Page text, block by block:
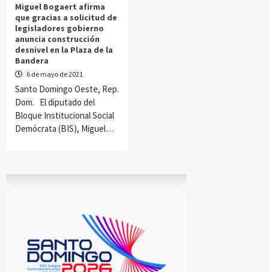
Miguel Bogaert afirma
que gracias a solicitud de
legisladores gobierno
anuncia construcción
desnivel en la Plaza de la
Bandera
6 de mayo de 2021
Santo Domingo Oeste, Rep.
Dom. El diputado del
Bloque Institucional Social
Demócrata (BIS), Miguel…